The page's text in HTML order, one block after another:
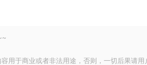
用于商业或者非法用途，否则，一切后果请用